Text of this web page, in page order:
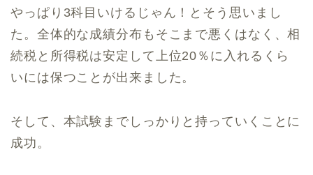
やっぱり3科目いけるじゃん！とそう思いまし
た。全体的な成績分布もそこまで悪くはなく、相
続税と所得税は安定して上位20％に入れるくら
いには保つことが出来ました。
そして、本試験までしっかりと持っていくことに
成功。